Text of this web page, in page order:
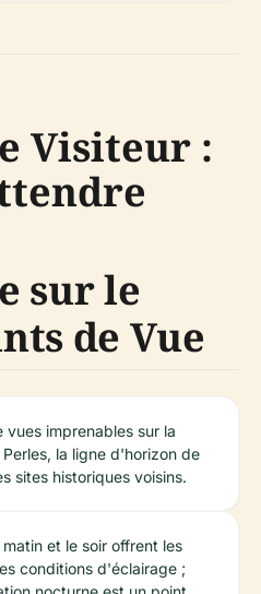
Visiteur :
sur le
de Vue
vues imprenables sur la
la ligne d'horizon de
sites historiques voisins.
et le soir offrent les
conditions d'éclairage ;